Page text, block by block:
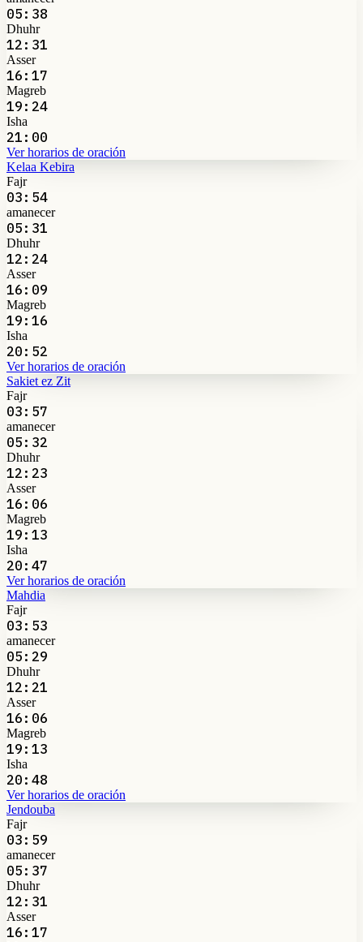
05:38
Dhuhr
12:31
Asser
16:17
Magreb
19:24
Isha
21:00
Ver horarios de oración
Kelaa Kebira
Fajr
03:54
amanecer
05:31
Dhuhr
12:24
Asser
16:09
Magreb
19:16
Isha
20:52
Ver horarios de oración
Sakiet ez Zit
Fajr
03:57
amanecer
05:32
Dhuhr
12:23
Asser
16:06
Magreb
19:13
Isha
20:47
Ver horarios de oración
Mahdia
Fajr
03:53
amanecer
05:29
Dhuhr
12:21
Asser
16:06
Magreb
19:13
Isha
20:48
Ver horarios de oración
Jendouba
Fajr
03:59
amanecer
05:37
Dhuhr
12:31
Asser
16:17